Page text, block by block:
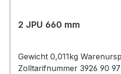
2 JPU 660 mm
Gewicht 0,011kg
Zolltarifnummer 3926 90